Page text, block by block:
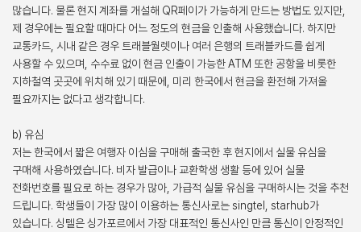
많습니다. 물론 현지 계좌를 개설해 QR페이가 가능하게 만드는 방법도 있지만,
제 경우에는 필요할 때마다 어느 정도의 현금을 인출해 사용했습니다. 하지만
교통카드, 시내 같은 경우 트래블월렛이나 여러 은행의 트래블카드를 쉽게
사용할 수 있으며, 수수료 없이 현금 인출이 가능한 ATM 또한 공항을 비롯한
지하철역 곳곳에 위치해 있기 때문에, 미리 한국에서 현금을 환전해 가져올
필요까지는 없다고 생각합니다.
b) 유심
저는 한국에서 짧은 여행자 이심을 구매해 출국한 후 현지에서 실물 유심을
구매해 사용하였습니다. 비자 발급이나 교환학생 생활 등에 있어 실물
전화번호를 필요로 하는 경우가 많아, 가급적 실물 유심을 구매하시는 것을 추천
드립니다. 학생들이 가장 많이 이용하는 통신사로는 singtel, starhub가
있습니다. 싱텔은 싱가포르에서 가장 대표적인 통신사인 만큼 통신이 안정적인